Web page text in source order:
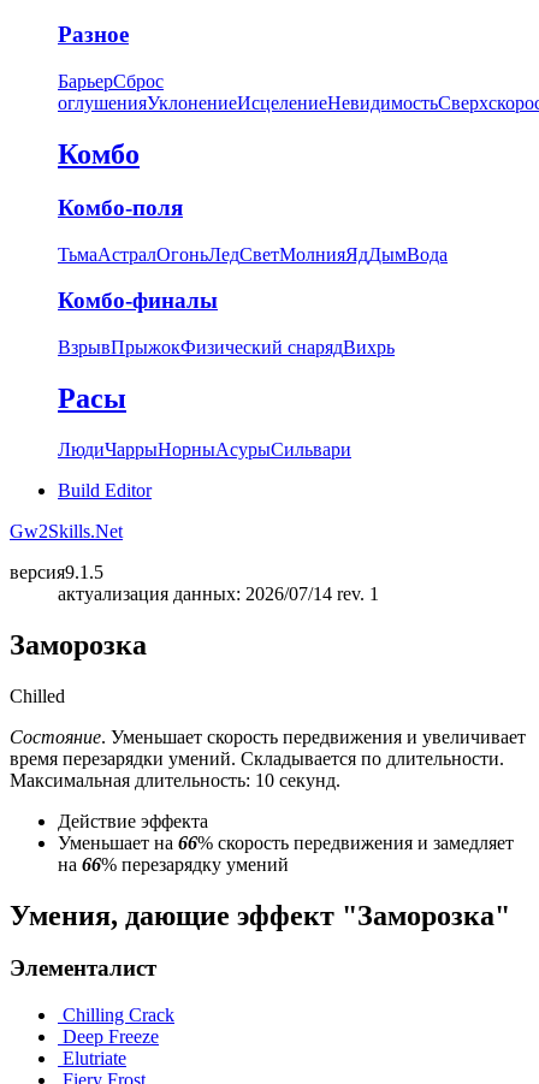
Разное
БарьерСброс
оглушенияУклонениеИсцелениеНевидимость
Комбо
Комбо-поля
ТьмаАстралОгоньЛедСветМолнияЯдДымВода
Комбо-финалы
ВзрывПрыжокФизический снарядВихрь
Расы
ЛюдиЧаррыНорныАсурыСильвари
Build Editor
Gw2Skills.Net
версия9.1.5
актуализация данных: 2026/07/14 rev. 1
Заморозка
Chilled
Состояние. Уменьшает скорость передвижения и увеличивает
время перезарядки умений. Складывается по длительности.
Максимальная длительность: 10 секунд.
Действие эффекта
Уменьшает на 66% скорость передвижения и замедляет
на 66% перезарядку умений
Умения, дающие эффект "Заморозка"
Элементалист
Chilling Crack
Deep Freeze
Elutriate